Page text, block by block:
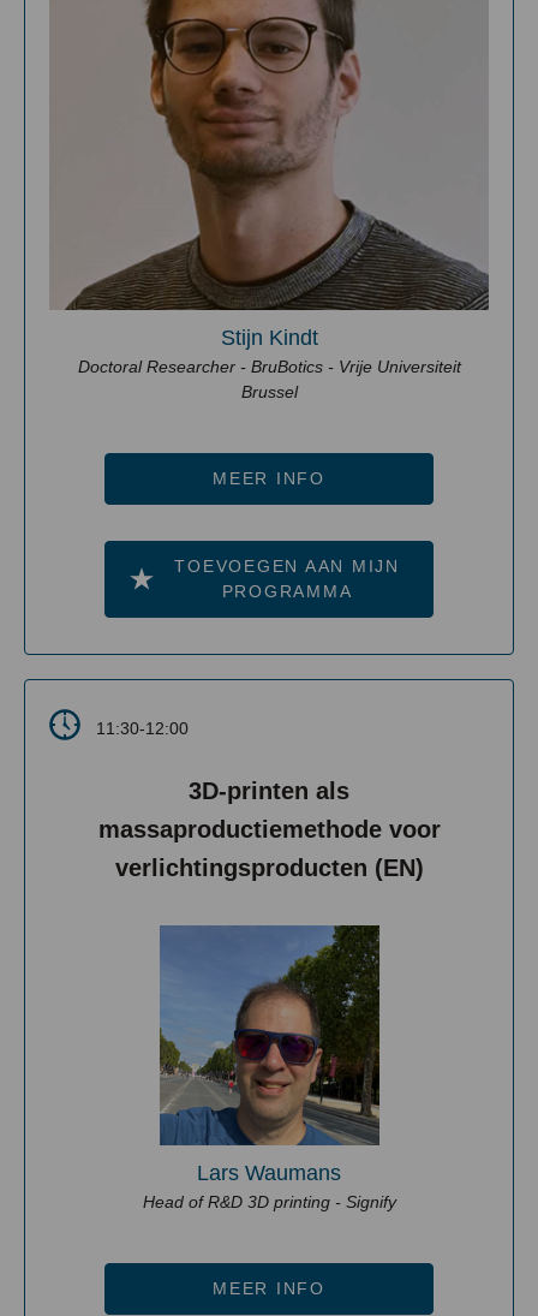
Stijn Kindt
Doctoral Researcher - BruBotics - Vrije Universiteit
Brussel
MEER INFO
TOEVOEGEN AAN MIJN
PROGRAMMA
11:30-12:00
3D-printen als
massaproductiemethode voor
verlichtingsproducten (EN)
Lars Waumans
Head of R&D 3D printing - Signify
MEER INFO